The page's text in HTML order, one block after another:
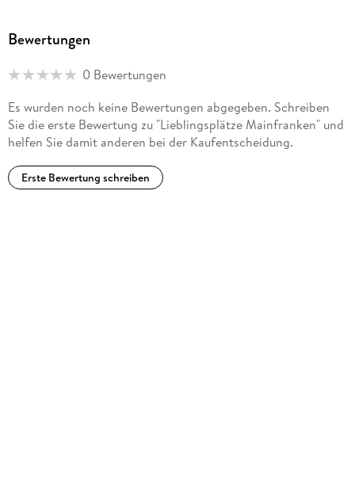
Bewertungen
0 Bewertungen
Es wurden noch keine Bewertungen abgegeben. Schreiben
Sie die erste Bewertung zu "Lieblingsplätze Mainfranken" und
helfen Sie damit anderen bei der Kaufentscheidung.
Erste Bewertung schreiben